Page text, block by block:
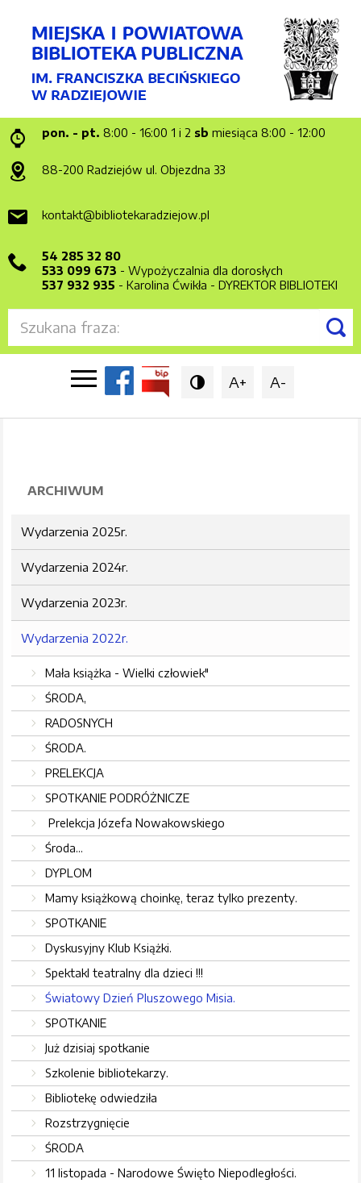
pon. - pt. 8:00 - 16:00 1 i 2 sb miesiąca 8:00 - 12:00
88-200 Radziejów ul. Objezdna 33
kontakt@bibliotekaradziejow.pl
54 285 32 80
533 099 673 - Wypożyczalnia dla dorosłych
537 932 935 - Karolina Ćwikła - DYREKTOR BIBLIOTEKI

 A+ A-
ARCHIWUM
Wydarzenia 2025r.
Wydarzenia 2024r.
Wydarzenia 2023r.
Wydarzenia 2022r.
Mała książka - Wielki człowiek"
ŚRODA,
RADOSNYCH
ŚRODA.
PRELEKCJA
SPOTKANIE PODRÓŻNICZE
Prelekcja Józefa Nowakowskiego
Środa...
DYPLOM
Mamy książkową choinkę, teraz tylko prezenty.
SPOTKANIE
Dyskusyjny Klub Książki.
Spektakl teatralny dla dzieci !!!
Światowy Dzień Pluszowego Misia.
SPOTKANIE
Już dzisiaj spotkanie
Szkolenie bibliotekarzy.
Bibliotekę odwiedziła
Rozstrzygnięcie
ŚRODA
11 listopada - Narodowe Święto Niepodległości.